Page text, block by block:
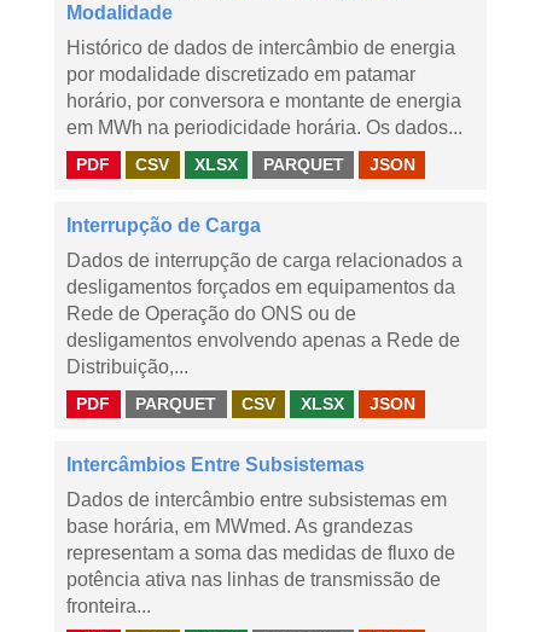
Modalidade
Histórico de dados de intercâmbio de energia
por modalidade discretizado em patamar
horário, por conversora e montante de energia
em MWh na periodicidade horária. Os dados...
PDF CSV XLSX PARQUET JSON
Interrupção de Carga
Dados de interrupção de carga relacionados a
desligamentos forçados em equipamentos da
Rede de Operação do ONS ou de
desligamentos envolvendo apenas a Rede de
Distribuição,...
PDF PARQUET CSV XLSX JSON
Intercâmbios Entre Subsistemas
Dados de intercâmbio entre subsistemas em
base horária, em MWmed. As grandezas
representam a soma das medidas de fluxo de
potência ativa nas linhas de transmissão de
fronteira...